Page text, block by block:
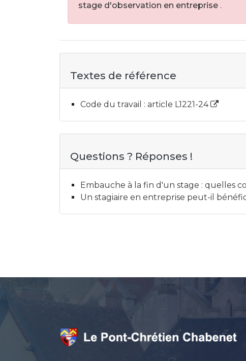
stage d'observation en entreprise .
Textes de référence
Code du travail : article L1221-24
Questions ? Réponses !
Embauche à la fin d'un stage : quelles
Un stagiaire en entreprise peut-il